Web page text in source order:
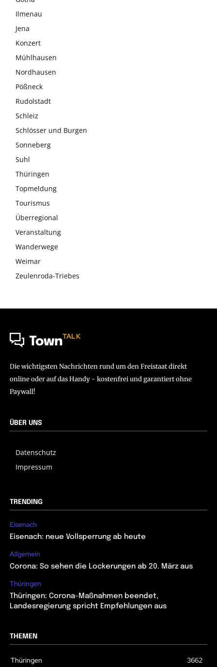
Ilmenau
Jena
Konzert
Mühlhausen
Nordhausen
Pößneck
Rudolstadt
Schleiz
Schlösser und Burgen
Sonneberg
Suhl
Thüringen
Topmeldung
Tourismus
Überregional
Veranstaltung
Wanderwege
Weimar
Zeulenroda-Triebes
TownTALK
Die wichtigsten Nachrichten rund um den Freistaat direkt
online oder auf das Handy - kostenfrei und garantiert ohne
Paywall!
ÜBER UNS
Datenschutz
Impressum
TRENDING
Eisenach
Eisenach: neue Vollsperrung ab heute
Allgemein
Corona: So sehen die Lockerungen ab 20. März aus
Thüringen
Thüringen: Corona-Maßnahmen beendet,
Landesregierung spricht Empfehlungen aus
THEMEN
Thüringen 3662